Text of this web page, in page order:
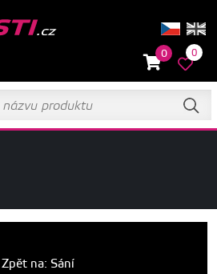
0 0
Zpět na: Sání